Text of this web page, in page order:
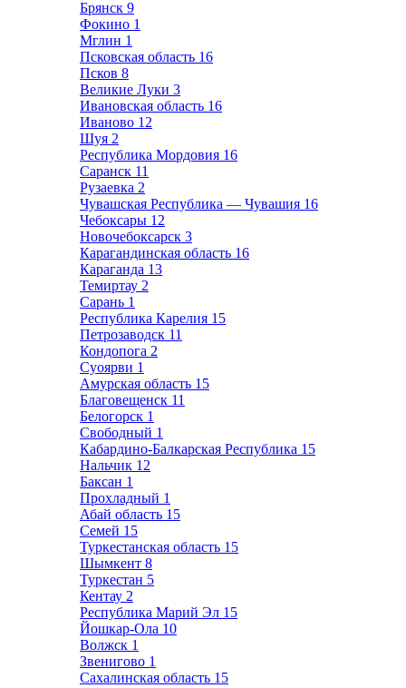
Брянск 9
Фокино 1
Мглин 1
Псковская область 16
Псков 8
Великие Луки 3
Ивановская область 16
Иваново 12
Шуя 2
Республика Мордовия 16
Саранск 11
Рузаевка 2
Чувашская Республика — Чувашия 16
Чебоксары 12
Новочебоксарск 3
Карагандинская область 16
Караганда 13
Темиртау 2
Сарань 1
Республика Карелия 15
Петрозаводск 11
Кондопога 2
Суоярви 1
Амурская область 15
Благовещенск 11
Белогорск 1
Свободный 1
Кабардино-Балкарская Республика 15
Нальчик 12
Баксан 1
Прохладный 1
Абай область 15
Семей 15
Туркестанская область 15
Шымкент 8
Туркестан 5
Кентау 2
Республика Марий Эл 15
Йошкар-Ола 10
Волжск 1
Звенигово 1
Сахалинская область 15